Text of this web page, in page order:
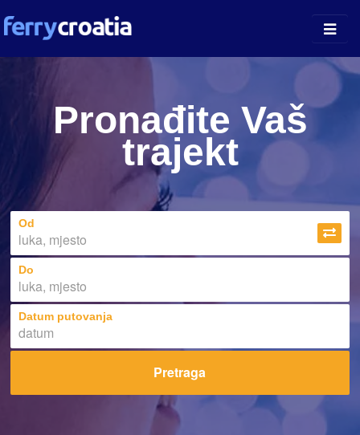
Otočne Luke
Prijevoznici
Pronađite Vaš
trajekt
Od
Do
Datum putovanja
Pretraga